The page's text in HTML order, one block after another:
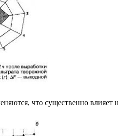
что существенно влияет